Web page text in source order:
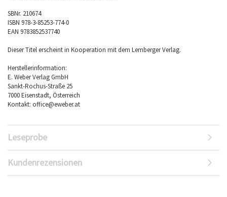
SBNr. 210674
ISBN 978-3-85253-774-0
EAN 9783852537740
Dieser Titel erscheint in Kooperation mit dem Lemberger Verlag.
Herstellerinformation:
E. Weber Verlag GmbH
Sankt-Rochus-Straße 25
7000 Eisenstadt, Österreich
Kontakt: office@eweber.at
Leseprobe
Kundenrezensionen